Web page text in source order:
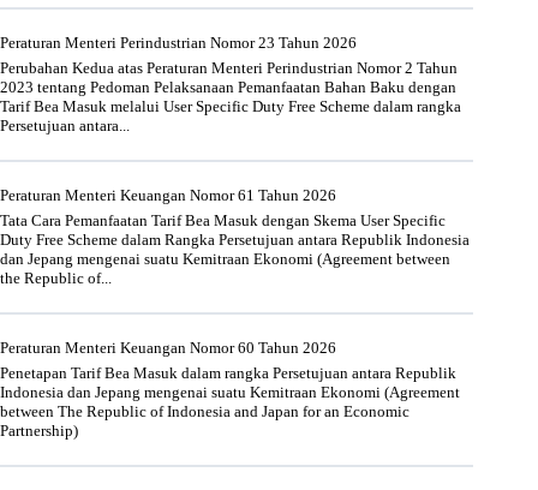
Peraturan Menteri Perindustrian Nomor 23 Tahun 2026
Perubahan Kedua atas Peraturan Menteri Perindustrian Nomor 2 Tahun
2023 tentang Pedoman Pelaksanaan Pemanfaatan Bahan Baku dengan
Tarif Bea Masuk melalui User Specific Duty Free Scheme dalam rangka
Persetujuan antara...
Peraturan Menteri Keuangan Nomor 61 Tahun 2026
Tata Cara Pemanfaatan Tarif Bea Masuk dengan Skema User Specific
Duty Free Scheme dalam Rangka Persetujuan antara Republik Indonesia
dan Jepang mengenai suatu Kemitraan Ekonomi (Agreement between
the Republic of...
Peraturan Menteri Keuangan Nomor 60 Tahun 2026
Penetapan Tarif Bea Masuk dalam rangka Persetujuan antara Republik
Indonesia dan Jepang mengenai suatu Kemitraan Ekonomi (Agreement
between The Republic of Indonesia and Japan for an Economic
Partnership)